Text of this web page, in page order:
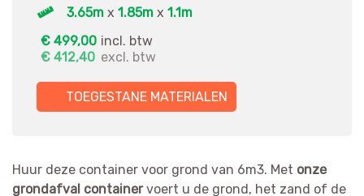
3.65m x 1.85m x 1.1m
€ 499,00 incl. btw
€ 412,40 excl. btw
TOEGESTANE MATERIALEN
Huur deze container voor grond van 6m3. Met onze
grondafval containervoert u de grond, het zand of de